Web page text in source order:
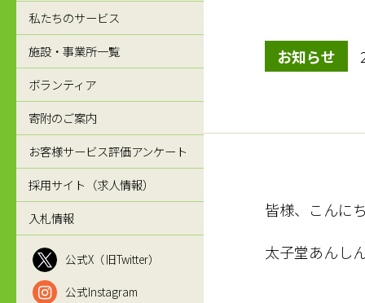
私たちのサービス
施設・事業所一覧
ボランティア
寄附のご案内
お客様サービス評価アンケート
採用サイト（求人情報）
入札情報
公式X（旧Twitter）
公式Instagram
お知らせ
皆様、こんに
太子堂あんし